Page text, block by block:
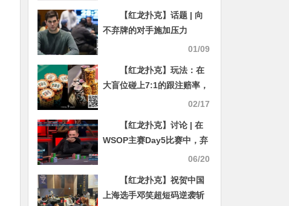
【红龙扑克】话题 | 向
不弃牌的对手施加压力
01/09
【红龙扑克】玩法：在
大盲位碰上7:1的跟注赔率，
用75跟注的赢率比KT高02/17
【红龙扑克】讨论 | 在
WSOP主赛Day5比赛中，弃
掉同花坚果：Toby Lewis的
06/20
【红龙扑克】祝贺中国
上海选手邓笑超短码逆袭斩